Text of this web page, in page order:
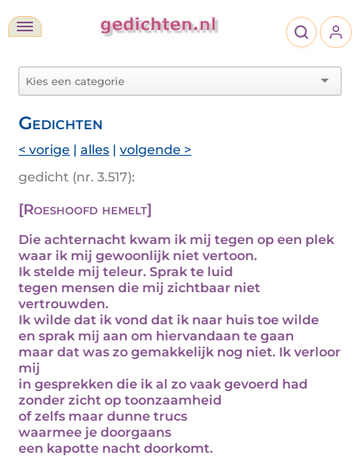
Gedichten
< vorige | alles | volgende >
gedicht (nr. 3.517):
[Roeshoofd hemelt]
Die achternacht kwam ik mij tegen op een plek
waar ik mij gewoonlijk niet vertoon.
Ik stelde mij teleur. Sprak te luid
tegen mensen die mij zichtbaar niet
vertrouwden.
Ik wilde dat ik vond dat ik naar huis toe wilde
en sprak mij aan om hiervandaan te gaan
maar dat was zo gemakkelijk nog niet. Ik verloor
mij
in gesprekken die ik al zo vaak gevoerd had
zonder zicht op toonzaamheid
of zelfs maar dunne trucs
waarmee je doorgaans
een kapotte nacht doorkomt.